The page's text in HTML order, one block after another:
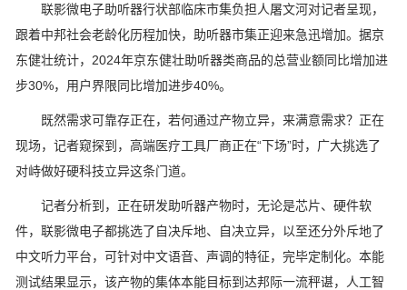
联影微电子助听器行状部临床市集负担人屠文河对记者呈现，
跟着中邦社会老龄化历程加快，助听器市集正迎来急迅增加。据京
东健壮统计，2024年京东健壮助听器类商品的总营业额同比增加进
步30%，用户界限同比增加进步40%。
既然需求可靠存正在，若何通过产物立异，来满意需求？正在
现场，记者窥探到，高端医疗工具厂商正在“下场”时，广大挑选了
对峙做好硬科技立异这条门道。
记者分析到，正在研发助听器产物时，无论是芯片、硬件软
件，联影微电子都挑选了自决斥地、自决立异，以至还分外斥地了
中文听力平台，可针对中文语音、声调的特征，完毕定制化。本能
测试结果显示，该产物的集体本能目标到达邦际一流秤谌，人工智